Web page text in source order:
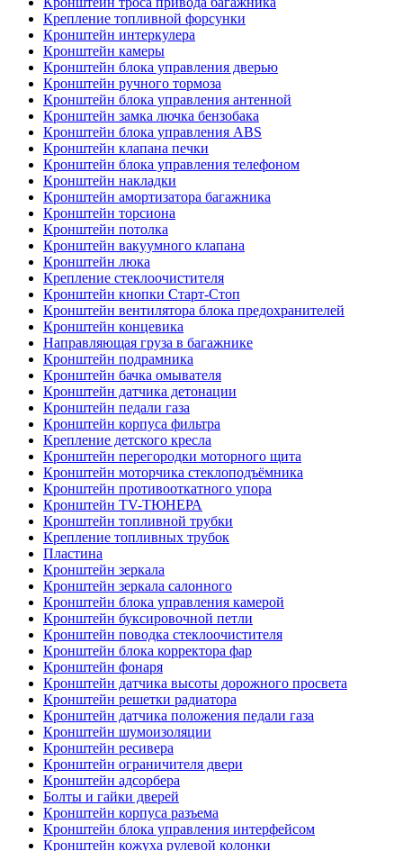
Крепление топливной форсунки
Кронштейн интеркулера
Кронштейн камеры
Кронштейн блока управления дверью
Кронштейн ручного тормоза
Кронштейн блока управления антенной
Кронштейн замка лючка бензобака
Кронштейн блока управления ABS
Кронштейн клапана печки
Кронштейн блока управления телефоном
Кронштейн накладки
Кронштейн амортизатора багажника
Кронштейн торсиона
Кронштейн потолка
Кронштейн вакуумного клапана
Кронштейн люка
Крепление стеклоочистителя
Кронштейн кнопки Старт-Стоп
Кронштейн вентилятора блока предохранителей
Кронштейн концевика
Направляющая груза в багажнике
Кронштейн подрамника
Кронштейн бачка омывателя
Кронштейн датчика детонации
Кронштейн педали газа
Кронштейн корпуса фильтра
Крепление детского кресла
Кронштейн перегородки моторного щита
Кронштейн моторчика стеклоподъёмника
Кронштейн противооткатного упора
Кронштейн TV-ТЮНЕРА
Кронштейн топливной трубки
Крепление топливных трубок
Пластина
Кронштейн зеркала
Кронштейн зеркала салонного
Кронштейн блока управления камерой
Кронштейн буксировочной петли
Кронштейн поводка стеклоочистителя
Кронштейн блока корректора фар
Кронштейн фонаря
Кронштейн датчика высоты дорожного просвета
Кронштейн решетки радиатора
Кронштейн датчика положения педали газа
Кронштейн шумоизоляции
Кронштейн ресивера
Кронштейн ограничителя двери
Кронштейн адсорбера
Болты и гайки дверей
Кронштейн корпуса разъема
Кронштейн блока управления интерфейсом
Кронштейн кожуха рулевой колонки